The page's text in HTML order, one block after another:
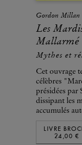
Gordon Millan
Les
Mallarmé
Mythes et
Cet ouvrage
célèbres
présidées par
dissipant les
accumulés
LIVRE
24,00 €